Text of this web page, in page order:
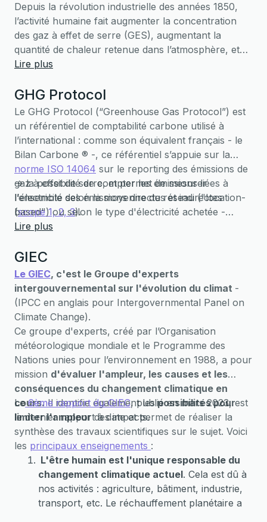
Depuis la révolution industrielle des années 1850,
l’activité humaine fait augmenter la concentration
des gaz à effet de serre (GES), augmentant la
quantité de chaleur retenue dans l’atmosphère, et
entrainant une hausse de la température moyenne à
réchauffement climatique.
Lire plus
GHG Protocol
Le GHG Protocol (“Greenhouse Gas Protocol”) est
un référentiel de comptabilité carbone utilisé à
l’international : comme son équivalent français - le
Bilan Carbone ® -, ce référentiel s’appuie sur la
norme ISO 14064 sur le reporting des émissions de
gaz à effet de serre, et permet de mesurer
l’ensemble des émissions directes et indirectes
(scope 1, 2, 3).
Le principe de calcul est le même pour tous les
multipliant une donnée de l’entreprise par un
équivalent carbone appelé “facteur d’émission”
Le GHG Protocol se distingue par certains éléments
méthodologiques, notamment :
-> la possibilité de compter les émissions liées à
l'électricité selon la moyenne du réseau ("location-
based") ou selon le type d'électricité achetée -
renouvelable par exemple ("market-based")
immobilisations sont comptabilisées intégralement
l'année d'achat et ne sont pas amorties dans le
temps
Lire plus
GIEC
Le GIEC, c'est le Groupe d'experts
intergouvernemental sur l'évolution du climat -
(IPCC en anglais pour Intergovernmental Panel on
Climate Change).
Ce groupe d'experts, créé par lʼOrganisation
météorologique mondiale et le Programme des
Nations unies pour lʼenvironnement en 1988, a pour
mission d'évaluer l'ampleur, les causes et les
conséquences du changement climatique en
cours.Il identifie également lespossibilités pour
limiter l'ampleurdes impacts.
Le6ème rapport du GIEC, publié en mars 2023, est
le dernier rapport à date et permet de réaliser la
synthèse des travaux scientifiques sur le sujet. Voici
les principaux enseignements :
L'être humain est l'unique responsable du
changement climatique actuel. Cela est dû à
nos activités : agriculture, bâtiment, industrie,
transport, etc. Le réchauffement planétaire a